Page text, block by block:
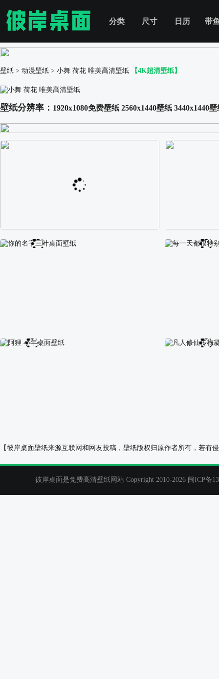
分类 尺寸 日历 带
壁纸 > 动漫壁纸 > 小舞 荷花 唯美高清壁纸 【4K超清壁纸】
壁纸分辨率： 1920x1080免费壁纸 2560x1440壁纸 3440x1440壁
阿尔卑斯山区自然风景壁纸 校园长发可爱
你的名字三叶桌面壁纸 每一天都很特
【彼岸桌面壁纸来源互联网和网友投稿，壁纸版权归原作者所有，若
彼岸桌面是免费高清壁纸网站 Copyright 2010-2026 闽ICP备